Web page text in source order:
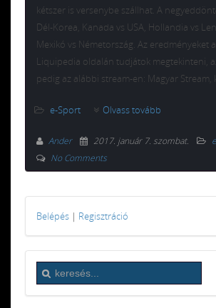
kétszer is versenybe szállhat. A
Dél-Korea, Kanada vs USA, Hollandia vs
Mexikó vs Németország. Az eredményeket
Liquipedia oldalán tudjátok megtekinteni,
pedig az alábbi stream-en: Magyar Stream,
e-Sport Olvass tovább
Ander 2017. január 7. szombat.
No Comments
Belépés | Regisztráció